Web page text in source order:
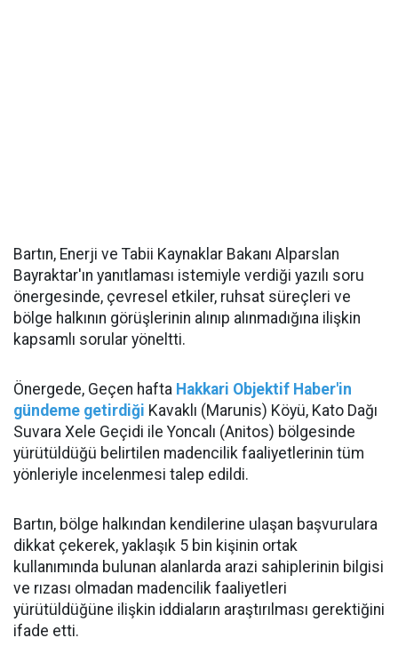
Bartın, Enerji ve Tabii Kaynaklar Bakanı Alparslan
Bayraktar'ın yanıtlaması istemiyle verdiği yazılı soru
önergesinde, çevresel etkiler, ruhsat süreçleri ve
bölge halkının görüşlerinin alınıp alınmadığına ilişkin
kapsamlı sorular yöneltti.
Önergede, Geçen hafta Hakkari Objektif Haber'in
gündeme getirdiği Kavaklı (Marunis) Köyü, Kato Dağı
Suvara Xele Geçidi ile Yoncalı (Anitos) bölgesinde
yürütüldüğü belirtilen madencilik faaliyetlerinin tüm
yönleriyle incelenmesi talep edildi.
Bartın, bölge halkından kendilerine ulaşan başvurulara
dikkat çekerek, yaklaşık 5 bin kişinin ortak
kullanımında bulunan alanlarda arazi sahiplerinin bilgisi
ve rızası olmadan madencilik faaliyetleri
yürütüldüğüne ilişkin iddiaların araştırılması gerektiğini
ifade etti.